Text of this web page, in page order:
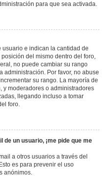
para que sea activada.
e indican la cantidad de
del mismo dentro del foro,
no puede cambiar su rango
administración. Por favor, no abuse
su rango. La mayoría de
y moderadores o administradores
llegando incluso a tomar
foro.
de un usuario, ¡me pide que me
a otros usuarios a través del
es para prevenir el uso
anónimos.